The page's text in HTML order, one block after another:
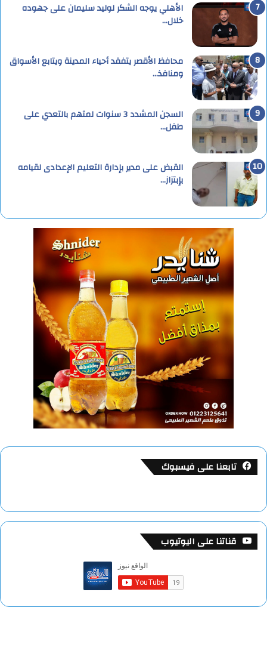
الأهلي يوجه الشكر لوليد سليمان على جهوده
خلال…
محافظ الأقصر يتفقد أحياء المدينة ويتابع الأسواق
ومنافذ…
السجن المشدد 3 سنوات لمتهم بالتعدي على
طفل…
القبض على مدير بإدارة التعليم الإعدادى لقيامه
بإبتزاز…
تابعنا على فيسبوك
قناتنا على اليوتيوب